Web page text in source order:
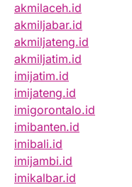
akmilaceh.id
akmiljabar.id
akmiljateng.id
akmiljatim.id
imijatim.id
imijateng.id
imigorontalo.id
imibanten.id
imibali.id
imijambi.id
imikalbar.id